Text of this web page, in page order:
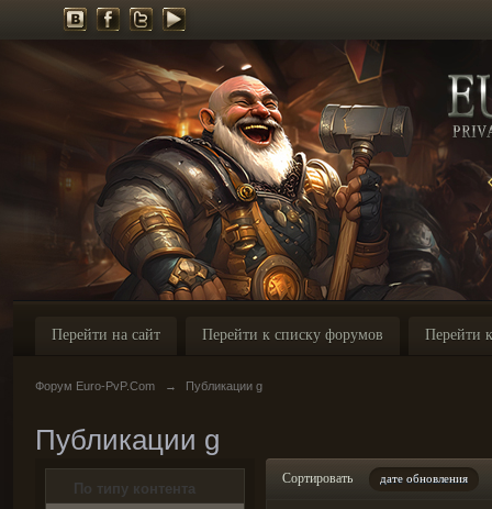
Перейти на сайт Перейти к списку форумов Перейти
Форум Euro-PvP.Com → Публикации g
Публикации g
По типу контента
Сортировать дате обновления